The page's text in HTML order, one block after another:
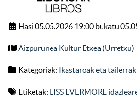
Hasi 05.05.2026 19:00 bukatu
Aizpurunea Kultur Etxea (Urretxu)
Kategoriak: Ikastaroak eta tailerrak
Etiketak:
LISS EVERMORE